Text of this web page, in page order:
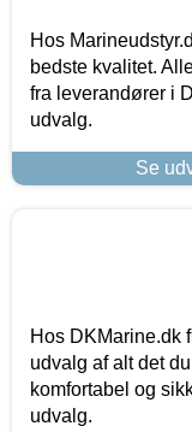
Hos
bedste kvalitet.
fra leverandører i
udvalg.
Se
Hos DKMarine.dk
udvalg af alt det
komfortabel og
udvalg.